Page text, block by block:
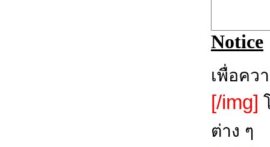
Notice
เพื่อคว
[/img]
ต่าง ๆ